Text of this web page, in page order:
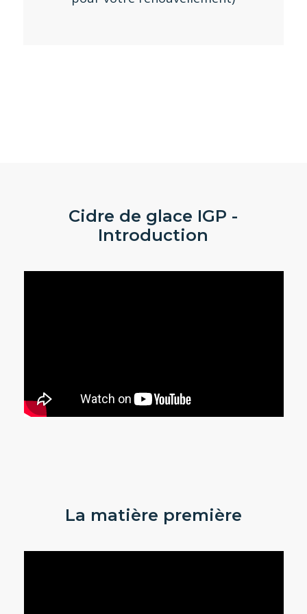
Cidre de glace IGP -
Introduction
La matière première